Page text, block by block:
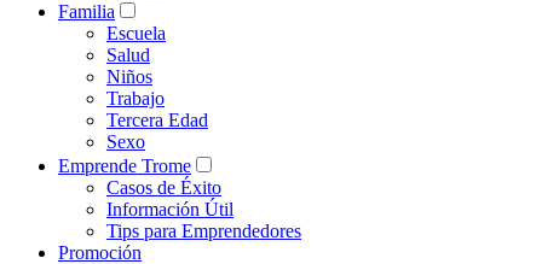
Familia
Escuela
Salud
Niños
Trabajo
Tercera Edad
Sexo
Emprende Trome
Casos de Éxito
Información Útil
Tips para Emprendedores
Promoción